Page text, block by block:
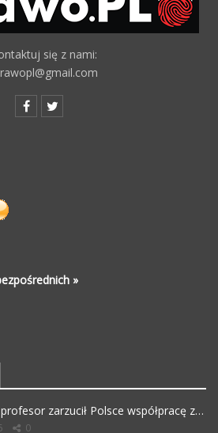
się z nami:
»
zarzucił Polsce współpracę z…
0